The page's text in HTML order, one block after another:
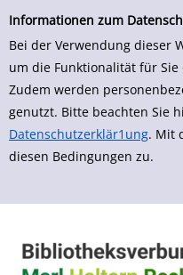
Informationen zum
Bei der Verwendung dieser
um die Funktionalität für
Zudem werden
genutzt. Bitte beachten Sie
Datenschutzerklär1ung. Mit
diesen Bedingungen zu.
zur Navigation springen
zum Inhalt springen
Zur Detailanzeige springen